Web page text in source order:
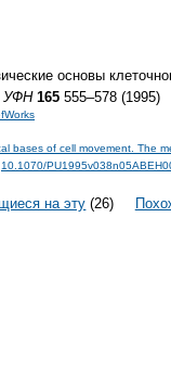
основы
УФН 165 555–578 (1995)
bases of cell movement. The
10.1070/
на эту (26)